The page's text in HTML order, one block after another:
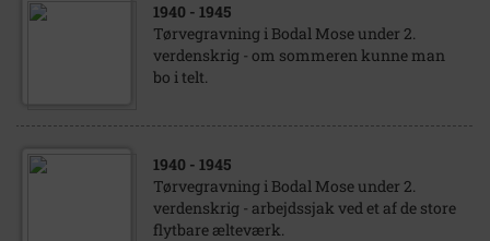
1940 - 1945
Tørvegravning i Bodal Mose under 2.
verdenskrig - om sommeren kunne man
bo i telt.
1940 - 1945
Tørvegravning i Bodal Mose under 2.
verdenskrig - arbejdssjak ved et af de store
flytbare ælteværk.